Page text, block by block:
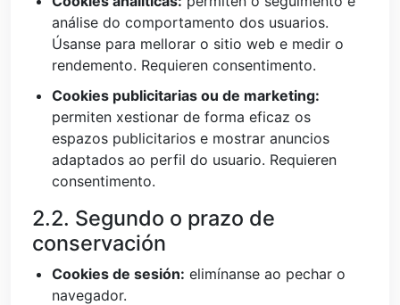
análise do comportamento dos usuarios.
Úsanse para mellorar o sitio web e medir o
rendemento. Requieren consentimento.
Cookies publicitarias ou de marketing:
permiten xestionar de forma eficaz os
espazos publicitarios e mostrar anuncios
adaptados ao perfil do usuario. Requieren
consentimento.
2.2. Segundo o prazo de
conservación
Cookies de sesión: elimínanse ao pechar o
navegador.